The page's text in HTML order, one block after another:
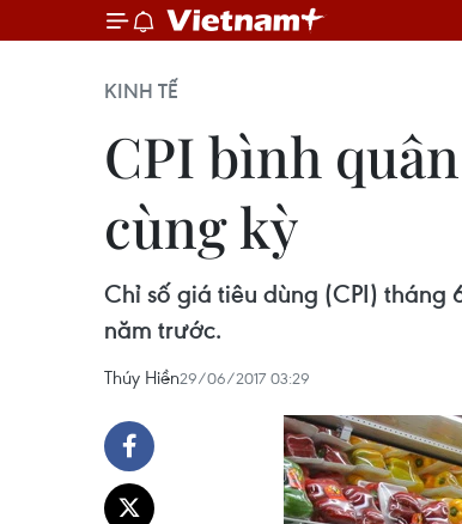
KINH TẾ
CPI bình quân
cùng kỳ
Chỉ số giá tiêu dùng (CPI) tháng
năm trước.
Thúy Hiền29/06/2017 03:29